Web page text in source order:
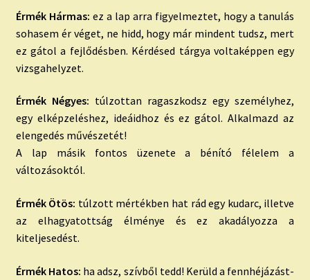
Érmék Hármas: ez a lap arra figyelmeztet, hogy a tanulás
sohasem ér véget, ne hidd, hogy már mindent tudsz, mert
ez gátol a fejlődésben. Kérdésed tárgya voltaképpen egy
vizsgahelyzet.
Érmék Négyes: túlzottan ragaszkodsz egy személyhez,
egy elképzeléshez, ideáidhoz és ez gátol. Alkalmazd az
elengedés művészetét!
A lap másik fontos üzenete a bénító félelem a
változásoktól.
Érmék Ötös: túlzott mértékben hat rád egy kudarc, illetve
az elhagyatottság élménye és ez akadályozza a
kiteljesedést.
Érmék Hatos: ha adsz, szívből tedd! Kerüld a fennhéjázást-